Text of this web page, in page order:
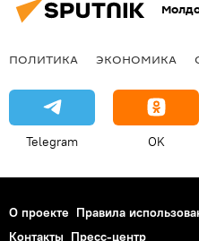
ПОЛИТИКА ЭКОНОМИКА
Telegram OK
О проекте Правила
Контакты Пресс-центр